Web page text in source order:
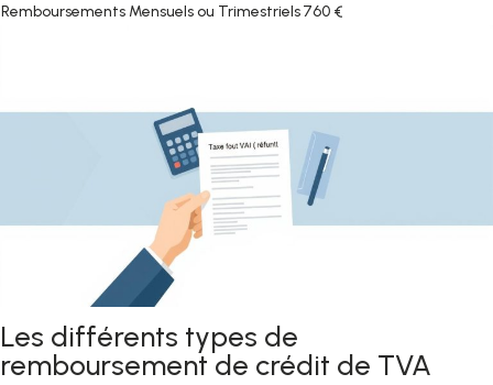
Remboursements Mensuels ou Trimestriels760 €
Les différents types de
remboursement de crédit de TVA